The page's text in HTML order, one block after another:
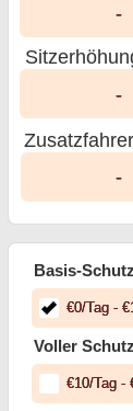
-
-
Zusatzfahrer
-
Basis-
€0/Tag- €
Voller
€10/Tag-